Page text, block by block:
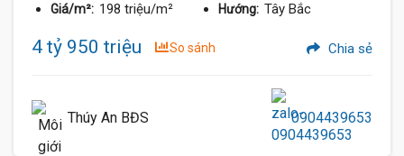
Giá/m²: 198 triệu/m² Hướng: Tây Bắc
4 tỷ 950 triệu So sánh Chia sẻ
Thúy An BĐS 0904439653